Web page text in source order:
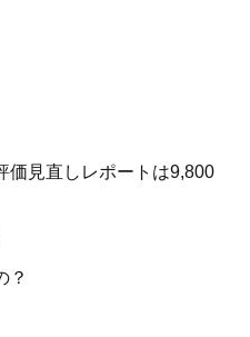
価見直しレポートは9,800
？